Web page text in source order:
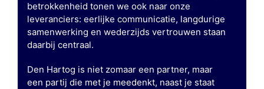
betrokkenheid tonen we ook naar onze
leveranciers: eerlijke communicatie, langdurige
samenwerking en wederzijds vertrouwen staan
daarbij centraal.
Den Hartog is niet zomaar een partner, maar
een partij die met je meedenkt, naast je staat